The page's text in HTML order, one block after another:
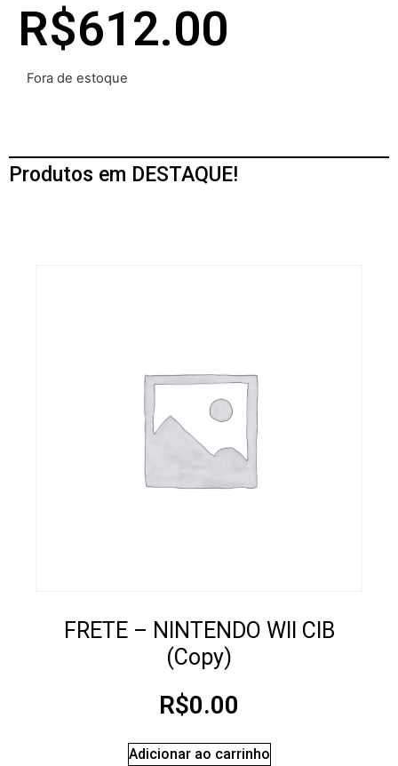
R$612.00
Fora de estoque
Produtos em DESTAQUE!
FRETE – NINTENDO WII CIB
(Copy)
R$0.00
Adicionar ao carrinho